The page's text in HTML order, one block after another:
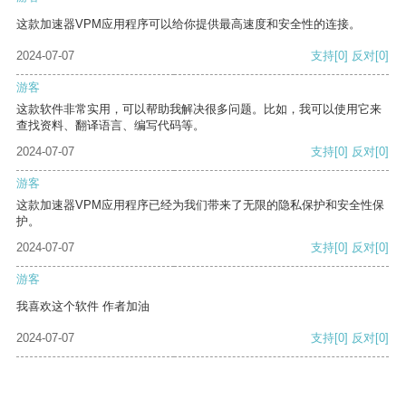
这款加速器VPM应用程序可以给你提供最高速度和安全性的连接。
2024-07-07 支持[0] 反对[0]
游客
这款软件非常实用，可以帮助我解决很多问题。比如，我可以使用它来
查找资料、翻译语言、编写代码等。
2024-07-07
支持[0] 反对[0]
游客
这款加速器VPM应用程序已经为我们带来了无限的隐私保护和安全性保
护。
2024-07-07
支持[0] 反对[0]
游客
我喜欢这个软件 作者加油
2024-07-07 支持[0] 反对[0]